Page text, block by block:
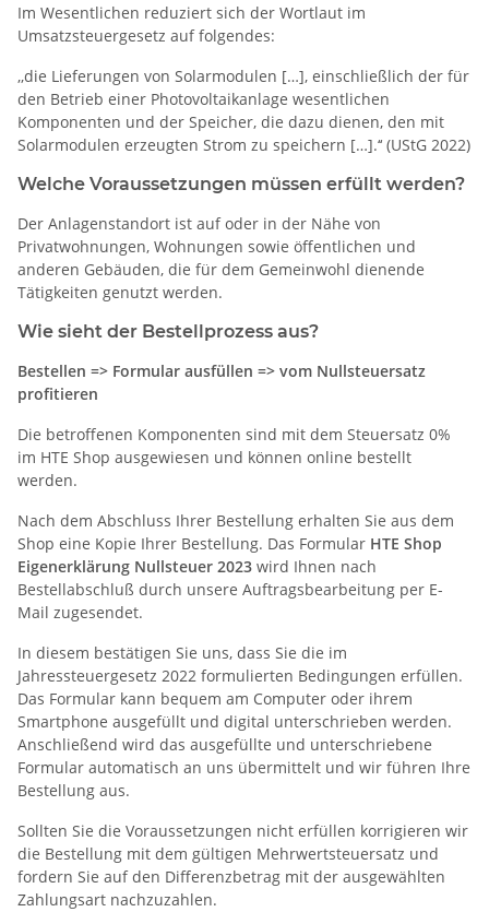
Im Wesentlichen reduziert sich der Wortlaut im
Umsatzsteuergesetz auf folgendes:
‚‚die Lieferungen von Solarmodulen […], einschließlich der für
den Betrieb einer Photovoltaikanlage wesentlichen
Komponenten und der Speicher, die dazu dienen, den mit
Solarmodulen erzeugten Strom zu speichern […].‘‘ (UStG 2022)
Welche Voraussetzungen müssen erfüllt werden?
Der Anlagenstandort ist auf oder in der Nähe von
Privatwohnungen, Wohnungen sowie öffentlichen und
anderen Gebäuden, die für dem Gemeinwohl dienende
Tätigkeiten genutzt werden.
Wie sieht der Bestellprozess aus?
Bestellen => Formular ausfüllen => vom Nullsteuersatz
profitieren
Die betroffenen Komponenten sind mit dem Steuersatz 0%
im HTE Shop ausgewiesen und können online bestellt
werden.
Nach dem Abschluss Ihrer Bestellung erhalten Sie aus dem
Shop eine Kopie Ihrer Bestellung. Das Formular HTE Shop
Eigenerklärung Nullsteuer 2023 wird Ihnen nach
Bestellabschluß durch unsere Auftragsbearbeitung per E-
Mail zugesendet.
In diesem bestätigen Sie uns, dass Sie die im
Jahressteuergesetz 2022 formulierten Bedingungen erfüllen.
Das Formular kann bequem am Computer oder ihrem
Smartphone ausgefüllt und digital unterschrieben werden.
Anschließend wird das ausgefüllte und unterschriebene
Formular automatisch an uns übermittelt und wir führen Ihre
Bestellung aus.
Sollten Sie die Voraussetzungen nicht erfüllen korrigieren wir
die Bestellung mit dem gültigen Mehrwertsteuersatz und
fordern Sie auf den Differenzbetrag mit der ausgewählten
Zahlungsart nachzuzahlen.